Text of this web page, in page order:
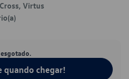
Virtus
quando chegar!